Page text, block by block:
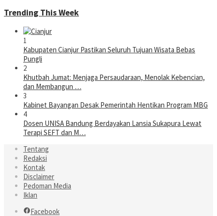
Trending This Week
1
Kabupaten Cianjur Pastikan Seluruh Tujuan Wisata Bebas
Pungli
2
Khutbah Jumat: Menjaga Persaudaraan, Menolak Kebencian,
dan Membangun …
3
Kabinet Bayangan Desak Pemerintah Hentikan Program MBG
4
Dosen UNISA Bandung Berdayakan Lansia Sukapura Lewat
Terapi SEFT dan M…
Tentang
Redaksi
Kontak
Disclaimer
Pedoman Media
Iklan
Facebook